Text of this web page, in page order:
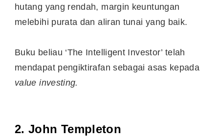
hutang yang rendah, margin keuntungan
melebihi purata dan aliran tunai yang baik.
Buku beliau ‘The Intelligent Investor’ telah
mendapat pengiktirafan sebagai asas kepada
value investing.
2. John Templeton